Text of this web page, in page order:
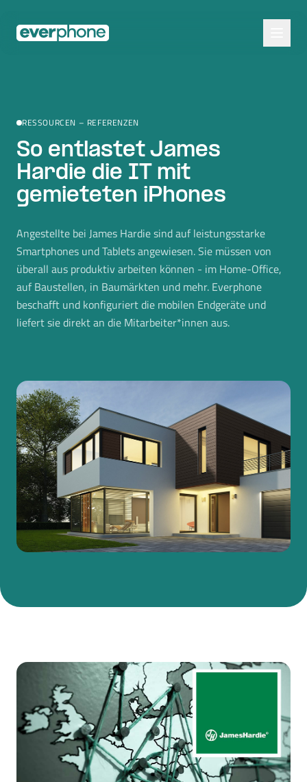
RESSOURCEN – REFERENZEN
So entlastet James
Hardie die IT mit
gemieteten iPhones
Angestellte bei James Hardie sind auf leistungsstarke
Smartphones und Tablets angewiesen. Sie müssen von
überall aus produktiv arbeiten können - im Home-Office,
auf Baustellen, in Baumärkten und mehr. Everphone
beschafft und konfiguriert die mobilen Endgeräte und
liefert sie direkt an die Mitarbeiter*innen aus.